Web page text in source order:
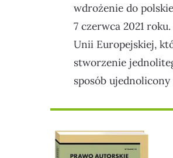
wdrożenie do
7 czerwca 2021
Unii Europejskiej,
stworzenie
sposób